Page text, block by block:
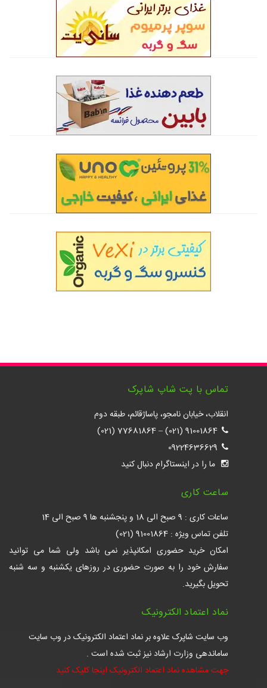
تماس با پت شاپ شاپرک
انقلاب، خیابان نامجو، پاساژقائم، طبقه دوم
91001864 (021)
–
77681864 (021)
09224636629
ما را در اینستاگرام دنبال کنید
ساعت کاری
ساعات کاری : 9 صبح الی 18 و پنجشنبه ها 9 صبح الی 14
تلفن تماس ویژه : 91001864 (021)
امکان خرید حضوری امکانپذیر نمی باشد ولی شما می توانید
سفارش خود را به صورت حضوری در روزهای یکشنبه و سه شنبه
تحویل بگیرید.
نماد اعتماد الکترونیک
وب سایت شاپرک علاوه بر نماد اعتماد الکترونیک در وب سایت
ساماندهی وزارت ارشاد نیز ثبت شده است .
جهت مشاهده نماد اعتماد الکترونیک اینجا کلیک کنید